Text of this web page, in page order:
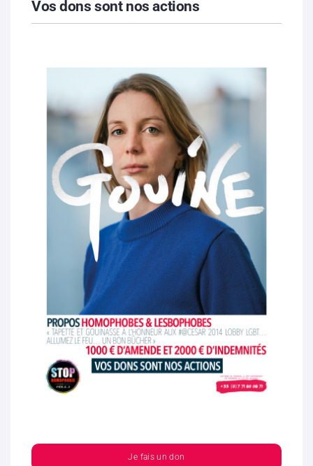
Vos dons sont nos actions
Je fais un don